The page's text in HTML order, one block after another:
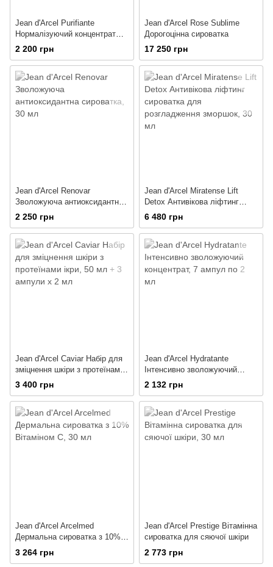
Jean d'Arcel Purifiante
Нормалізуючий концентрат
антисептик для жирної і
проблемної шкіри
2 200 грн
Jean d'Arcel Rose Sublime
Дорогоцінна сироватка
17 250 грн
Jean d'Arcel Renovar
Зволожуюча антиоксидантна
сироватка
2 250 грн
Jean d'Arcel Miratense Lift
Detox Антивікова ліфтинг
сироватка для розгладження
зморшок
6 480 грн
Jean d'Arcel Caviar Набір для
зміцнення шкіри з протеїнами
ікри
3 400 грн
Jean d'Arcel Hydratante
Інтенсивно зволожуючий
концентрат
2 132 грн
Jean d'Arcel Arcelmed
Дермальна сироватка з 10%
Вітаміном С
3 264 грн
Jean d'Arcel Prestige Вітамінна
сироватка для сяючої шкіри
2 773 грн